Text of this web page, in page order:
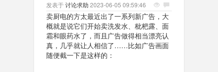
发表于讨论求助 2023-06-05 09:59:46
卖厨电的方太最近出了一系列新广告，大
概就是说它们开始卖洗发水、枇杷露、面
霜和眼药水了，而且广告做得相当漂亮认
真，几乎就让人相信了……比如广告画面
随便截一下是这样的：